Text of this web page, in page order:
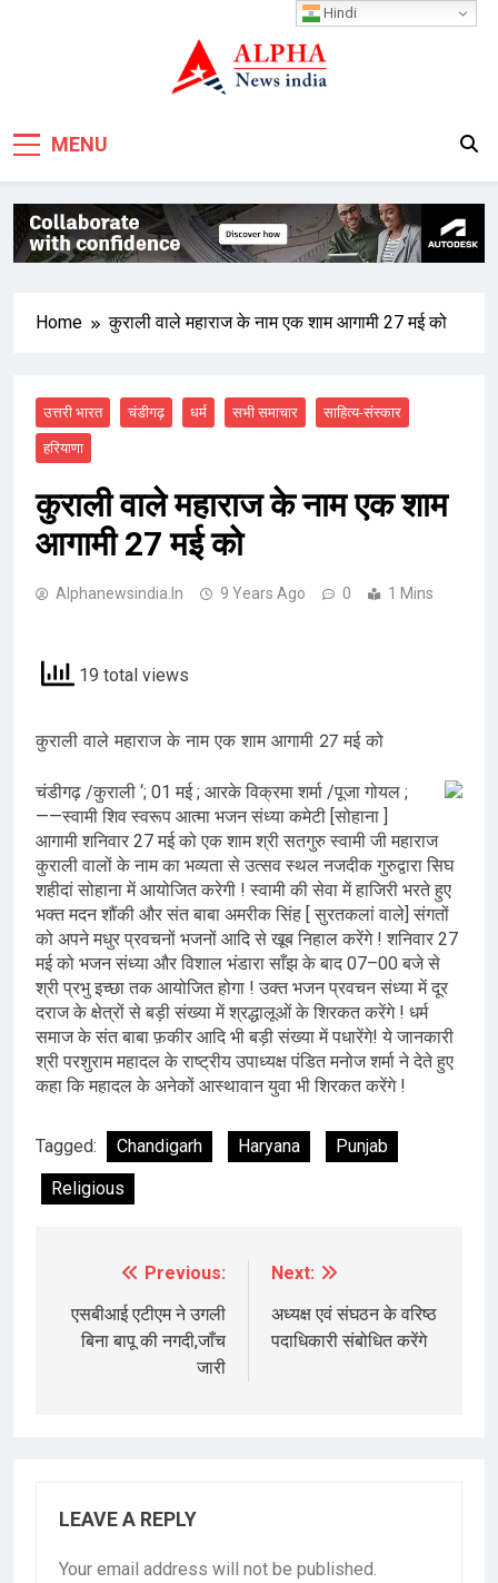
MENU
Home कुराली वाले महाराज के नाम एक शाम आगामी 27 मई को
उत्तरी भारत चंडीगढ़ धर्म सभी समाचार साहित्य-संस्कार
हरियाणा
कुराली वाले महाराज के नाम एक शाम
आगामी 27 मई को
Alphanewsindia.in 9 Years Ago 0 1 Mins
19 total views
कुराली वाले महाराज के नाम एक शाम आगामी 27 मई को
चंडीगढ़ /कुराली ‘; 01 मई ; आरके विक्रमा शर्मा /पूजा गोयल ;
——स्वामी शिव स्वरूप आत्मा भजन संध्या कमेटी [सोहाना ]
आगामी शनिवार 27 मई को एक शाम श्री सतगुरु स्वामी जी महाराज
कुराली वालों के नाम का भव्यता से उत्सव स्थल नजदीक गुरुद्वारा सिघ
शहीदां सोहाना में आयोजित करेगी ! स्वामी की सेवा में हाजिरी भरते हुए
भक्त मदन शौंकी और संत बाबा अमरीक सिंह [ सुरतकलां वाले] संगतों
को अपने मधुर प्रवचनों भजनों आदि से खूब निहाल करेंगे ! शनिवार 27
मई को भजन संध्या और विशाल भंडारा साँझ के बाद 07–00 बजे से
श्री प्रभु इच्छा तक आयोजित होगा ! उक्त भजन प्रवचन संध्या में दूर
दराज के क्षेत्रों से बड़ी संख्या में श्रद्धालूओं के शिरकत करेंगे ! धर्म
समाज के संत बाबा फ़कीर आदि भी बड़ी संख्या में पधारेंगे! ये जानकारी
श्री परशुराम महादल के राष्ट्रीय उपाध्यक्ष पंडित मनोज शर्मा ने देते हुए
कहा कि महादल के अनेकों आस्थावान युवा भी शिरकत करेंगे !
Tagged: Chandigarh Haryana
Punjab
Religious
navigation
Previous:
एसबीआई एटीएम ने उगली
बिना बापू की नगदी,जाँच
जारी
Next:
अध्यक्ष एवं संघठन के वरिष्ठ
पदाधिकारी संबोधित करेंगे
LEAVE A REPLY
Your email address will not be published.
Hindi